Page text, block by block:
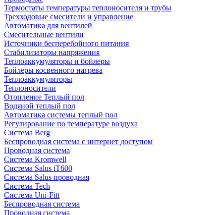
Термостаты температуры теплоносителя и трубы
Трехходовые смесители и управление
Автоматика для вентилей
Смесительные вентили
Источники бесперебойного питания
Стабилизаторы напряжения
Теплоаккумуляторы и бойлеры
Бойлеры косвенного нагрева
Теплоаккумуляторы
Теплоносители
Отопление Теплый пол
Водяной теплый пол
Автоматика системы теплый пол
Регулирование по температуре воздуха
Система Berg
Беспроводная система с интернет доступом
Проводная система
Система Kromwell
Система Salus iT600
Система Salus проводная
Система Tech
Система Uni-Fitt
Беспроводная система
Проводная система